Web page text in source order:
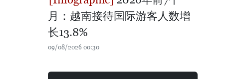
月：越南接待国际游客人数增
长13.8%
09/08/2026 00:30